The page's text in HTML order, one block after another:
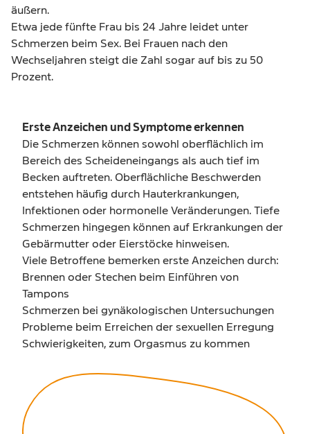
äußern.
Etwa jede fünfte Frau bis 24 Jahre leidet unter
Schmerzen beim Sex. Bei Frauen nach den
Wechseljahren steigt die Zahl sogar auf bis zu 50
Prozent.
Erste Anzeichen und Symptome erkennen
Die Schmerzen können sowohl oberflächlich im
Bereich des Scheideneingangs als auch tief im
Becken auftreten. Oberflächliche Beschwerden
entstehen häufig durch Hauterkrankungen,
Infektionen oder hormonelle Veränderungen. Tiefe
Schmerzen hingegen können auf Erkrankungen der
Gebärmutter oder Eierstöcke hinweisen.
Viele Betroffene bemerken erste Anzeichen durch:
Brennen oder Stechen beim Einführen von
Tampons
Schmerzen bei gynäkologischen Untersuchungen
Probleme beim Erreichen der sexuellen Erregung
Schwierigkeiten, zum Orgasmus zu kommen